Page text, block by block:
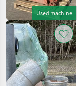
Used machine